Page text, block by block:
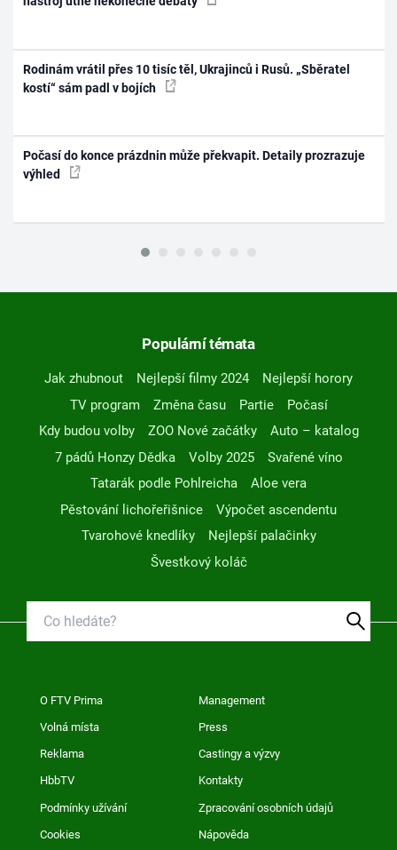
Rodinám vrátil přes 10 tisíc těl, Ukrajinců i Rusů. „Sběratel
kostí“ sám padl v bojích
Počasí do konce prázdnin může překvapit. Detaily prozrazuje
výhled
Populární témata
Jak zhubnout Nejlepší filmy 2024
Nejlepší horory
TV program
Změna času Partie
Počasí
Kdy budou volby
ZOO Nové začátky
Auto – katalog
7 pádů Honzy Dědka
Volby 2025
Svařené víno
Tatarák podle Pohlreicha
Aloe vera
Pěstování lichořeřišnice
Výpočet ascendentu
Tvarohové knedlíky
Nejlepší palačinky
Švestkový koláč
O FTV Prima Management
Volná místa Press
Reklama Castingy a výzvy
HbbTV Kontakty
Podmínky užívání Zpracování osobních údajů
Cookies Nápověda